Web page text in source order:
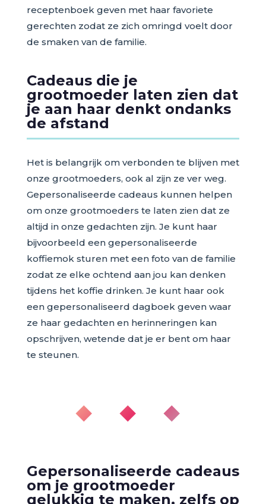
receptenboek geven met haar favoriete
gerechten zodat ze zich omringd voelt door
de smaken van de familie.
Cadeaus die je
grootmoeder laten zien dat
je aan haar denkt ondanks
de afstand
Het is belangrijk om verbonden te blijven met
onze grootmoeders, ook al zijn ze ver weg.
Gepersonaliseerde cadeaus kunnen helpen
om onze grootmoeders te laten zien dat ze
altijd in onze gedachten zijn. Je kunt haar
bijvoorbeeld een gepersonaliseerde
koffiemok sturen met een foto van de familie
zodat ze elke ochtend aan jou kan denken
tijdens het koffie drinken. Je kunt haar ook
een gepersonaliseerd dagboek geven waar
ze haar gedachten en herinneringen kan
opschrijven, wetende dat je er bent om haar
te steunen.
◆ ◆ ◆
Gepersonaliseerde cadeaus
om je grootmoeder
gelukkig te maken, zelfs op